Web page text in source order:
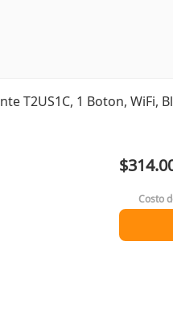
T2US1C, 1 Boton, WiFi,
Costo